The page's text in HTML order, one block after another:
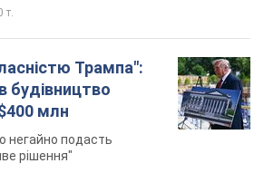
т.
Трампа":
будівництво
млн
негайно подасть
рішення"